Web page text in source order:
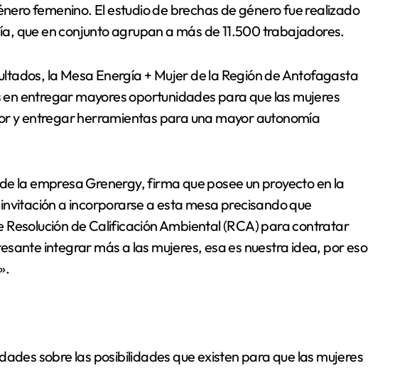
femenino. El estudio de brechas de género fue realizado
que en conjunto agrupan a más de 11.500 trabajadores.
la Mesa Energía + Mujer de la Región de Antofagasta
entregar mayores oportunidades para que las mujeres
y entregar herramientas para una mayor autonomía
la empresa Grenergy, firma que posee un proyecto en la
a incorporarse a esta mesa precisando que
de Calificación Ambiental (RCA) para contratar
integrar más a las mujeres, esa es nuestra idea, por eso
sobre las posibilidades que existen para que las mujeres